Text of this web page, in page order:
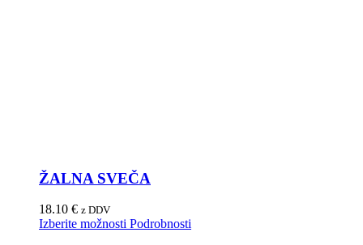
ŽALNA SVEČA
18.10 € z DDV
Izberite možnosti Podrobnosti